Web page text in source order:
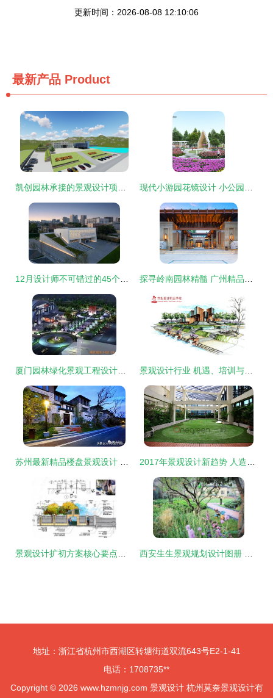
更新时间：2026-08-08 12:10:06
最新产品 Product
凯创园林承接的景观设计项目案例 现代小游园花镜设计 小公园景观的艺术与实用融合
12月设计师不可错过的45个精品项目合集 探寻岭南园林精髓 广州精品楼盘景观考察活动纪实
厦门园林绿化景观工程设计公司全景洞察 景观设计行业 机遇、培训与高薪的真相
苏州最新精品楼盘景观设计 旭辉、龙湖、建发、新希望、中海等房企的创新探索 2017年景观设计新趋势 人造草果岭崭露头角
景观设计扩初方案核心要点与深度解析 西安生生景观规划设计图册 古韵新生，诗意栖居
地址：浙江省杭州市西湖区转塘街道双流643号E2-1-41
电话：1708735**
Copyright © 2026 www.hzmnjg.com 景观设计 杭州莫奈景观设计有